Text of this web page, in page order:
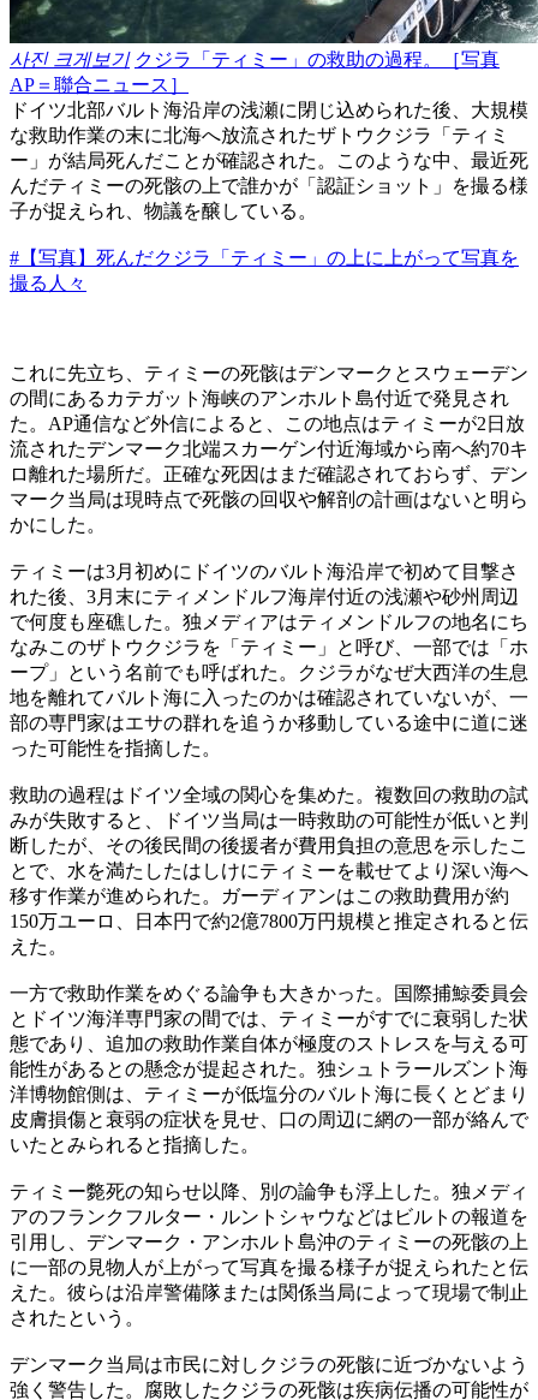
사진 크게보기 クジラ「ティミー」の救助の過程。［写真
AP＝聯合ニュース］
ドイツ北部バルト海沿岸の浅瀬に閉じ込められた後、大規模
な救助作業の末に北海へ放流されたザトウクジラ「ティミ
ー」が結局死んだことが確認された。このような中、最近死
んだティミーの死骸の上で誰かが「認証ショット」を撮る様
子が捉えられ、物議を醸している。
#【写真】死んだクジラ「ティミー」の上に上がって写真を
撮る人々
これに先立ち、ティミーの死骸はデンマークとスウェーデン
の間にあるカテガット海峡のアンホルト島付近で発見され
た。AP通信など外信によると、この地点はティミーが2日放
流されたデンマーク北端スカーゲン付近海域から南へ約70キ
ロ離れた場所だ。正確な死因はまだ確認されておらず、デン
マーク当局は現時点で死骸の回収や解剖の計画はないと明ら
かにした。
ティミーは3月初めにドイツのバルト海沿岸で初めて目撃さ
れた後、3月末にティメンドルフ海岸付近の浅瀬や砂州周辺
で何度も座礁した。独メディアはティメンドルフの地名にち
なみこのザトウクジラを「ティミー」と呼び、一部では「ホ
ープ」という名前でも呼ばれた。クジラがなぜ大西洋の生息
地を離れてバルト海に入ったのかは確認されていないが、一
部の専門家はエサの群れを追うか移動している途中に道に迷
った可能性を指摘した。
救助の過程はドイツ全域の関心を集めた。複数回の救助の試
みが失敗すると、ドイツ当局は一時救助の可能性が低いと判
断したが、その後民間の後援者が費用負担の意思を示したこ
とで、水を満たしたはしけにティミーを載せてより深い海へ
移す作業が進められた。ガーディアンはこの救助費用が約
150万ユーロ、日本円で約2億7800万円規模と推定されると伝
えた。
一方で救助作業をめぐる論争も大きかった。国際捕鯨委員会
とドイツ海洋専門家の間では、ティミーがすでに衰弱した状
態であり、追加の救助作業自体が極度のストレスを与える可
能性があるとの懸念が提起された。独シュトラールズント海
洋博物館側は、ティミーが低塩分のバルト海に長くとどまり
皮膚損傷と衰弱の症状を見せ、口の周辺に網の一部が絡んで
いたとみられると指摘した。
ティミー斃死の知らせ以降、別の論争も浮上した。独メディ
アのフランクフルター・ルントシャウなどはビルトの報道を
引用し、デンマーク・アンホルト島沖のティミーの死骸の上
に一部の見物人が上がって写真を撮る様子が捉えられたと伝
えた。彼らは沿岸警備隊または関係当局によって現場で制止
されたという。
デンマーク当局は市民に対しクジラの死骸に近づかないよう
強く警告した。腐敗したクジラの死骸は疾病伝播の可能性が